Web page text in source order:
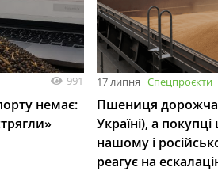
991
немає:
17 липня Спецпроєкти
Пшениця
Україні), а
нашому і
реагує на